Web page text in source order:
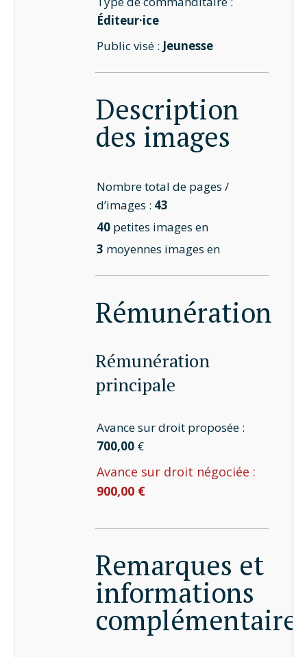
Éditeur·ice
Public visé : Jeunesse
Description
des images
Nombre total de pages /
d’images : 43
40 petites images en
3 moyennes images en
Rémunération
Rémunération
principale
Avance sur droit proposée :
700,00 €
Avance sur droit négociée :
900,00 €
Remarques et
informations